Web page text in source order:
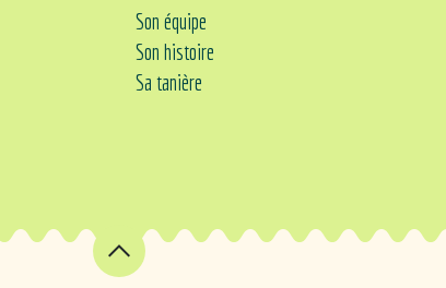
Son équipe
Son histoire
Sa tanière